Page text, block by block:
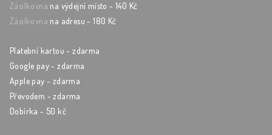
Zásilkovna na výdejní místo - 140 Kč
Zásilkovna na adresu - 180 Kč
Platební kartou - zdarma
Google pay - zdarma
Apple pay - zdarma
Převodem - zdarma
Dobírka - 50 kč